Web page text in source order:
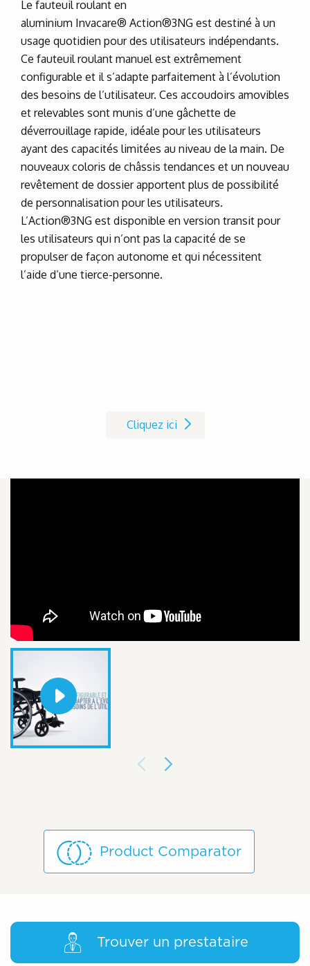
Le fauteuil roulant en
aluminium Invacare® Action®3NG est destiné à un
usage quotidien pour des utilisateurs indépendants.
Ce fauteuil roulant manuel est extrêmement
configurable et il s’adapte parfaitement à l’évolution
des besoins de l’utilisateur. Ces accoudoirs amovibles
et relevables sont munis d’une gâchette de
déverrouillage rapide, idéale pour les utilisateurs
ayant des capacités limitées au niveau de la main. De
nouveaux coloris de châssis tendances et un nouveau
revêtement de dossier apportent plus de possibilité
de personnalisation pour les utilisateurs.
L’Action®3NG est disponible en version transit pour
les utilisateurs qui n’ont pas la capacité de se
propulser de façon autonome et qui nécessitent
l’aide d’une tierce-personne.
Cliquez ici
Product Comparator
Trouver un prestataire